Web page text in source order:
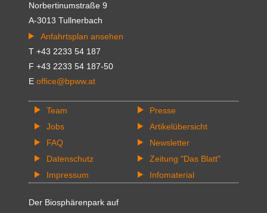
aus
dem
Norbertinumstraße 9
A-3013 Tullnerbach
Anfahrtsplan ansehen
T +43 2233 54 187
F +43 2233 54 187-50
E office@bpww.at
Team
Jobs
FAQ
Datenschutz
Impressum
Presse
Artikelübersicht
Newsletter
Zeitung "Das Blatt"
Infomaterial
Der Biosphärenpark auf